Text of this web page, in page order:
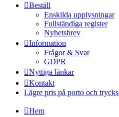
Beställ
Enskilda upplysningar
Fullständiga register
Nyhetsbrev
Information
Frågor & Svar
GDPR
Nyttiga länkar
Kontakt
Lägre pris på porto och
Hem